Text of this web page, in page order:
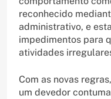
reconhecido
administrativo, e
impedimentos para
atividades
Com as novas
um devedor